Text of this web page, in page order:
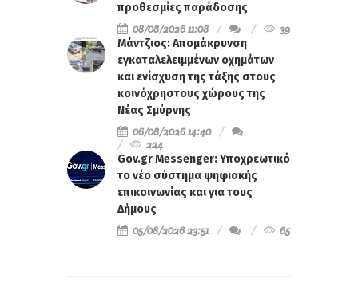
προθεσμίες παράδοσης
08/08/2026 11:08
39
Μάντζιος: Απομάκρυνση
εγκαταλελειμμένων οχημάτων
και ενίσχυση της τάξης στους
κοινόχρηστους χώρους της
Νέας Σμύρνης
06/08/2026 14:40
224
Gov.gr Messenger: Υποχρεωτικό
το νέο σύστημα ψηφιακής
επικοινωνίας και για τους
Δήμους
05/08/2026 23:51
65